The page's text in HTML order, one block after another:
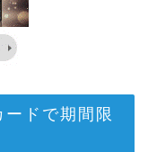
ドで期間限